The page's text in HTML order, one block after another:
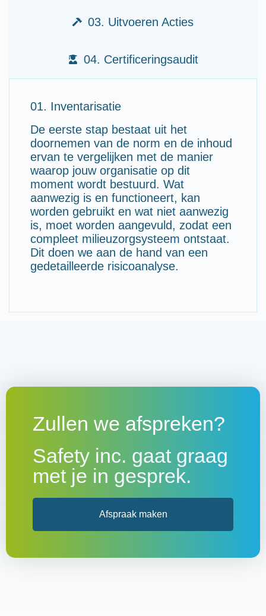
03. Uitvoeren Acties
04. Certificeringsaudit
01. Inventarisatie
De eerste stap bestaat uit het
doornemen van de norm en de inhoud
ervan te vergelijken met de manier
waarop jouw organisatie op dit
moment wordt bestuurd. Wat
aanwezig is en functioneert, kan
worden gebruikt en wat niet aanwezig
is, moet worden aangevuld, zodat een
compleet milieuzorgsysteem ontstaat.
Dit doen we aan de hand van een
gedetailleerde risicoanalyse.
Zullen we afspreken?
Safety inc. gaat graag
met je in gesprek.
Afspraak maken